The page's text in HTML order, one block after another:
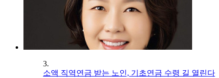
3.
소액 직역연금 받는 노인, 기초연금 수령 길 열린다